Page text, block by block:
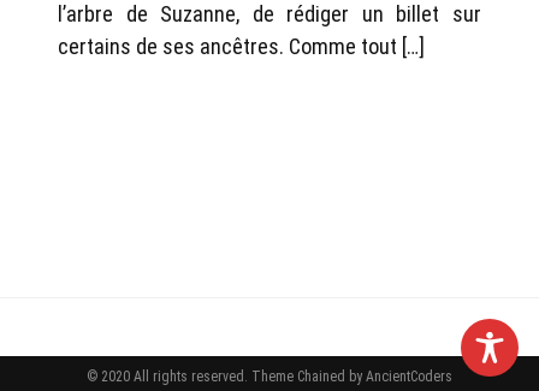
l’arbre de Suzanne, de rédiger un billet sur
certains de ses ancêtres. Comme tout […]
© 2020 All rights reserved. Theme Chained by AncientCoders